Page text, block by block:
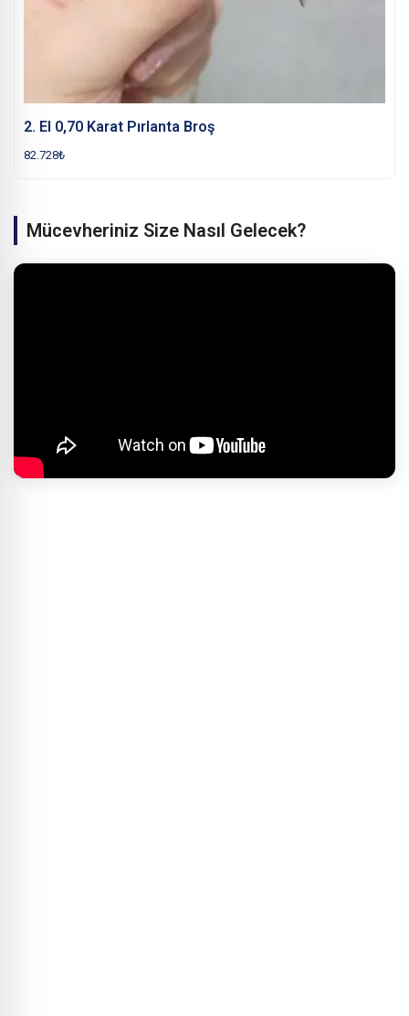
2. El 0,70 Karat Pırlanta Broş
82.728₺
Mücevheriniz Size Nasıl Gelecek?